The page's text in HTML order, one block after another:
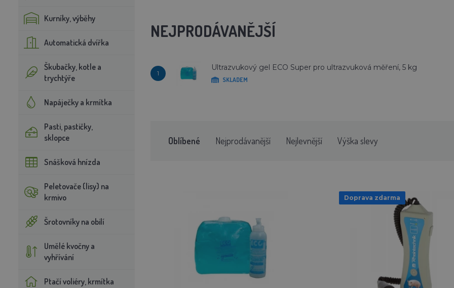
Kurníky, výběhy
Automatická dvířka
Škubačky, kotle a
trychtýře
Napáječky a krmítka
Pasti, pastičky,
sklopce
Snášková hnízda
Peletovače (lisy) na
krmivo
Šrotovníky na obilí
Umělé kvočny a
vyhřívání
Ptačí voliéry, krmítka
NEJPRODÁVANĚJŠÍ
1
Ultrazvukový gel ECO Super pro ultrazvuková měření, 5 kg
SKLADEM
Oblíbené Nejprodávanější Nejlevnější Výška slevy
Doprava zdarma